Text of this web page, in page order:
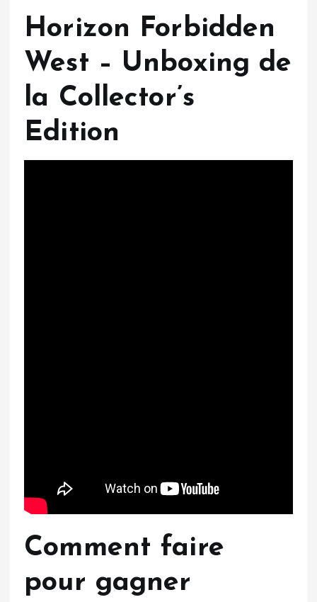
Horizon Forbidden
West – Unboxing de
la Collector’s
Edition
Comment faire
pour gagner